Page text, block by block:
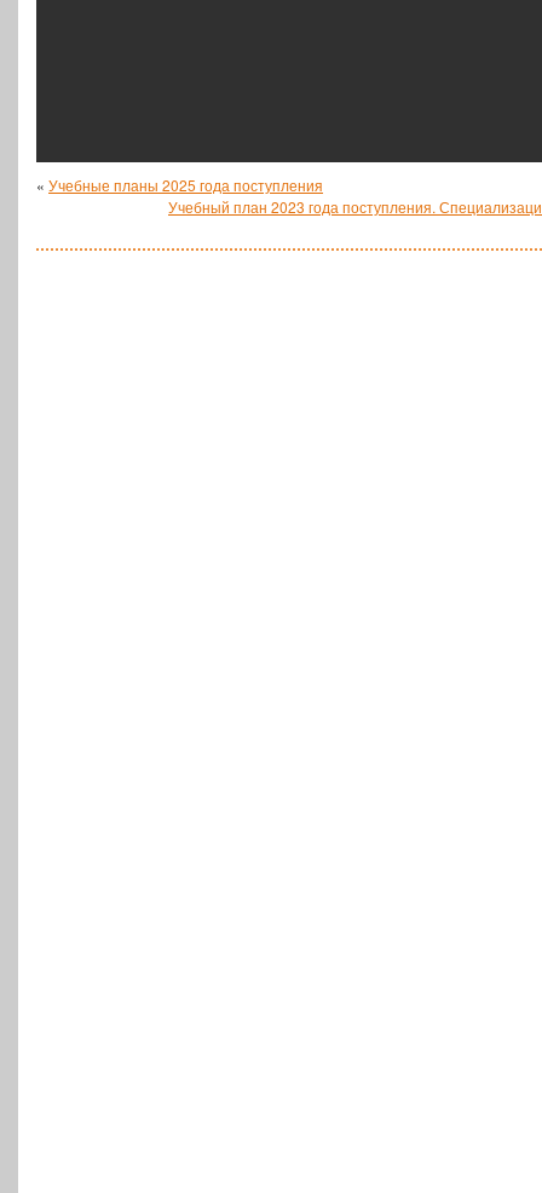
« Учебные планы 2025 года поступления
Учебный план 2023 года поступления.